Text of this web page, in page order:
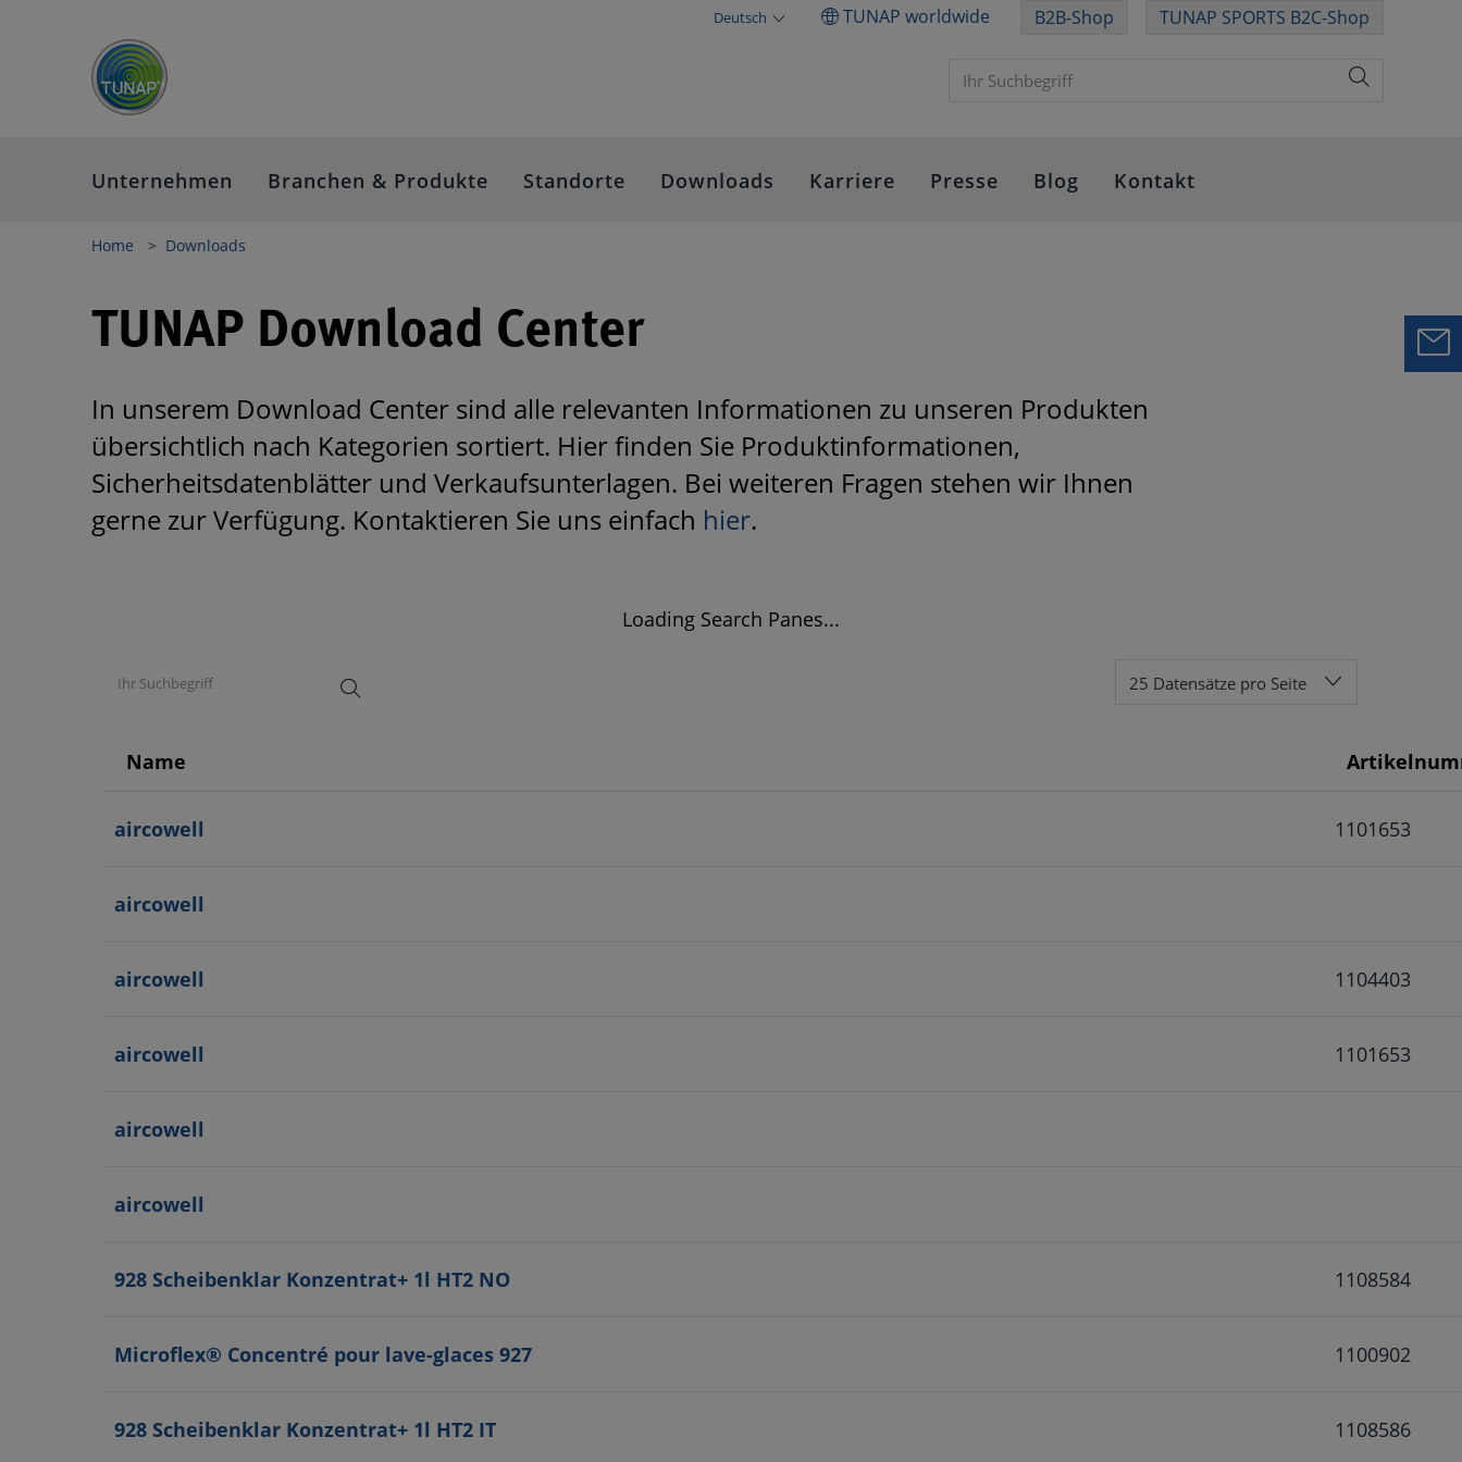
Deutsch TUNAP worldwide B2B-Shop TUNAP SPORTS B2C-Shop
Unternehmen Branchen & Produkte Standorte Downloads Karriere Presse Blog Kontakt
Home Downloads
TUNAP Download Center
In unserem Download Center sind alle relevanten Informationen zu unseren Produkten
übersichtlich nach Kategorien sortiert. Hier finden Sie Produktinformationen,
Sicherheitsdatenblätter und Verkaufsunterlagen. Bei weiteren Fragen stehen wir Ihnen
gerne zur Verfügung. Kontaktieren Sie uns einfach hier.
Loading Search Panes...
25 Datensätze pro Seite
aircowell 1101653
aircowell
aircowell 1104403
aircowell 1101653
aircowell
aircowell
928 Scheibenklar Konzentrat+ 1l HT2 NO 1108584
Microflex® Concentré pour lave-glaces 927 1100902
928 Scheibenklar Konzentrat+ 1l HT2 IT 1108586
Name